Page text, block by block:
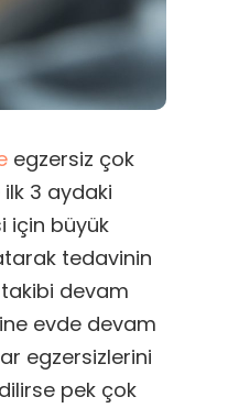
egzersiz çok
3 aydaki
için büyük
tedavinin
devam
evde devam
egzersizlerini
pek çok